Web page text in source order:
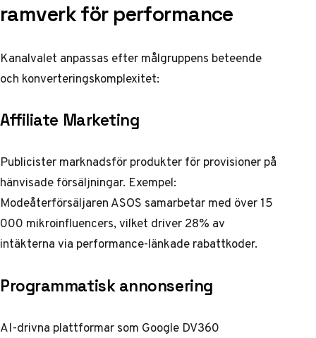
ramverk för performance
Kanalvalet anpassas efter målgruppens beteende
och konverteringskomplexitet:
Affiliate Marketing
Publicister marknadsför produkter för provisioner på
hänvisade försäljningar. Exempel:
Modeåterförsäljaren ASOS samarbetar med över 15
000 mikroinfluencers, vilket driver 28% av
intäkterna via performance-länkade rabattkoder.
Programmatisk annonsering
AI-drivna plattformar som Google DV360